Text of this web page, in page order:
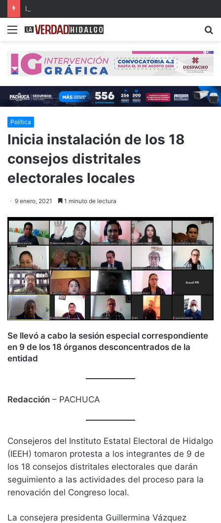
Menu
Política
Inicia instalación de los 18
consejos distritales
electorales locales
9 enero, 2021 1 minuto de lectura
Se llevó a cabo la sesión especial correspondiente
en 9 de los 18 órganos desconcentrados de la
entidad
Redacción – PACHUCA
Consejeros del Instituto Estatal Electoral de Hidalgo
(IEEH) tomaron protesta a los integrantes de 9 de
los 18 consejos distritales electorales que darán
seguimiento a las actividades del proceso para la
renovación del Congreso local.
La consejera presidenta Guillermina Vázquez